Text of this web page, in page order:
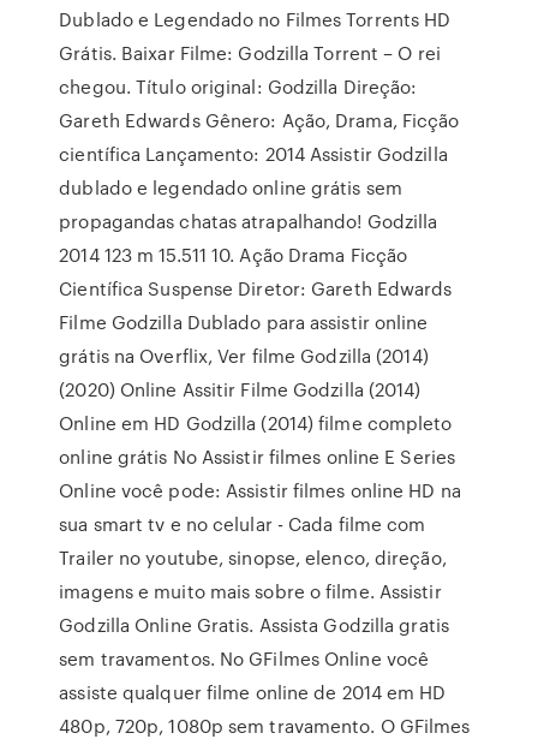
Dublado e Legendado no Filmes Torrents HD
Grátis. Baixar Filme: Godzilla Torrent – O rei
chegou. Título original: Godzilla Direção:
Gareth Edwards Gênero: Ação, Drama, Ficção
científica Lançamento: 2014 Assistir Godzilla
dublado e legendado online grátis sem
propagandas chatas atrapalhando! Godzilla
2014 123 m 15.511 10. Ação Drama Ficção
Científica Suspense Diretor: Gareth Edwards
Filme Godzilla Dublado para assistir online
grátis na Overflix, Ver filme Godzilla (2014)
(2020) Online Assitir Filme Godzilla (2014)
Online em HD Godzilla (2014) filme completo
online grátis No Assistir filmes online E Series
Online você pode: Assistir filmes online HD na
sua smart tv e no celular - Cada filme com
Trailer no youtube, sinopse, elenco, direção,
imagens e muito mais sobre o filme. Assistir
Godzilla Online Gratis. Assista Godzilla gratis
sem travamentos. No GFilmes Online você
assiste qualquer filme online de 2014 em HD
480p, 720p, 1080p sem travamento. O GFilmes